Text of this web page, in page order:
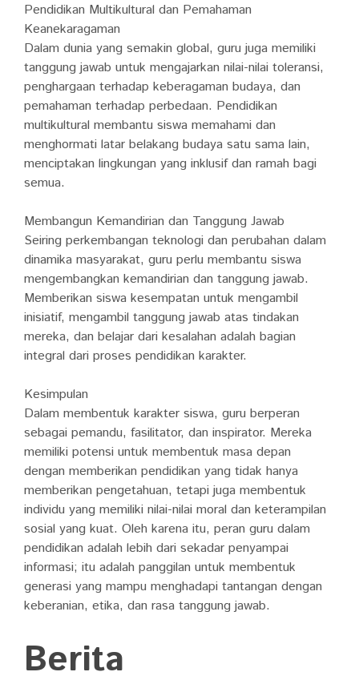
Pendidikan Multikultural dan Pemahaman
Keanekaragaman
Dalam dunia yang semakin global, guru juga memiliki
tanggung jawab untuk mengajarkan nilai-nilai toleransi,
penghargaan terhadap keberagaman budaya, dan
pemahaman terhadap perbedaan. Pendidikan
multikultural membantu siswa memahami dan
menghormati latar belakang budaya satu sama lain,
menciptakan lingkungan yang inklusif dan ramah bagi
semua.
Membangun Kemandirian dan Tanggung Jawab
Seiring perkembangan teknologi dan perubahan dalam
dinamika masyarakat, guru perlu membantu siswa
mengembangkan kemandirian dan tanggung jawab.
Memberikan siswa kesempatan untuk mengambil
inisiatif, mengambil tanggung jawab atas tindakan
mereka, dan belajar dari kesalahan adalah bagian
integral dari proses pendidikan karakter.
Kesimpulan
Dalam membentuk karakter siswa, guru berperan
sebagai pemandu, fasilitator, dan inspirator. Mereka
memiliki potensi untuk membentuk masa depan
dengan memberikan pendidikan yang tidak hanya
memberikan pengetahuan, tetapi juga membentuk
individu yang memiliki nilai-nilai moral dan keterampilan
sosial yang kuat. Oleh karena itu, peran guru dalam
pendidikan adalah lebih dari sekadar penyampai
informasi; itu adalah panggilan untuk membentuk
generasi yang mampu menghadapi tantangan dengan
keberanian, etika, dan rasa tanggung jawab.
Berita